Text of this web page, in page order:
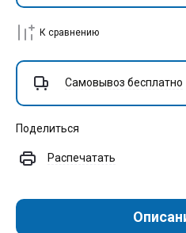
К сравнению
Самовывоз бесплатно
Поделиться
Распечатать